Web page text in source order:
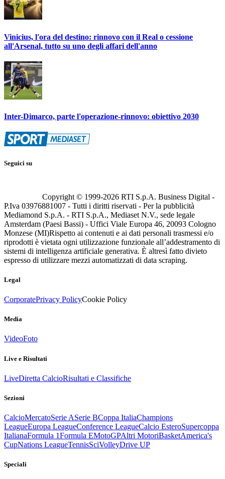
Vinicius, l'ora del destino: rinnovo con il Real o cessione
all'Arsenal, tutto su uno degli affari dell'anno
Inter-Dimarco, parte l'operazione-rinnovo: obiettivo 2030
Seguici su
Copyright © 1999-2026 RTI S.p.A. Business Digital -
P.Iva 03976881007 - Tutti i diritti riservati - Per la pubblicità
Mediamond S.p.A. - RTI S.p.A., Mediaset N.V., sede legale
Amsterdam (Paesi Bassi) - Uffici Viale Europa 46, 20093 Cologno
Monzese (MI)Rispetto ai contenuti e ai dati personali trasmessi e/o
riprodotti è vietata ogni utilizzazione funzionale all’addestramento di
sistemi di intelligenza artificiale generativa. È altresì fatto divieto
espresso di utilizzare mezzi automatizzati di data scraping.
Legal
CorporatePrivacy PolicyCookie Policy
Media
VideoFoto
Live e Risultati
LiveDiretta CalcioRisultati e Classifiche
Sezioni
CalcioMercatoSerie ASerie BCoppa ItaliaChampions
LeagueEuropa LeagueConference LeagueCalcio EsteroSupercoppa
ItalianaFormula 1Formula EMotoGPAltri MotoriBasketAmerica's
CupNations LeagueTennisSciVolleyDrive UP
Speciali